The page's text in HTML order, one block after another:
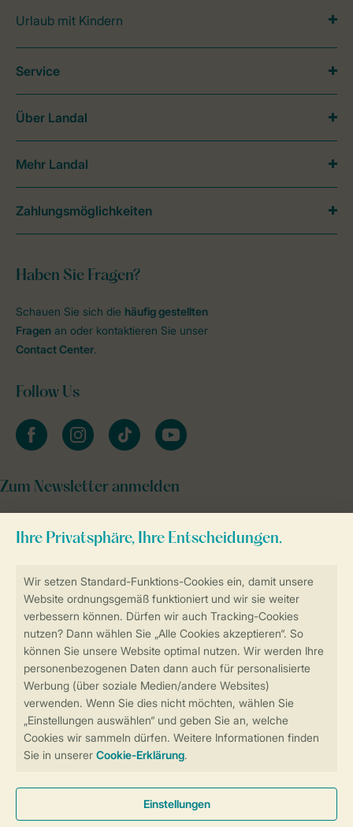
Sicherstellung Deiner Privatsphäre
Sicher und schnell zur Online-Buchung
Sichere Datenübertragung
Sicheres Bezahlen
Urlaub mit Kindern
Haben Sie Fragen?
Schauen Sie sich die häufig gestellten
Fragen an oder kontaktieren Sie unser
Contact Center.
Follow Us
facebookinstagramtiktok youtube
Zum Newsletter anmelden
Service
Über Landal
Mehr Landal
Zahlungsmöglichkeiten